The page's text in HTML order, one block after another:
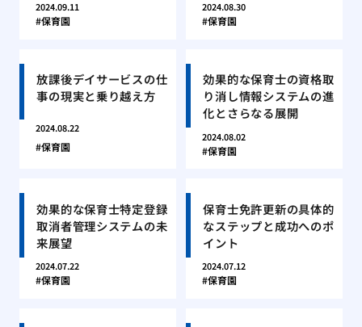
2024.09.11
保育園
2024.08.30
保育園
放課後デイサービスの仕
事の現実と乗り越え方
2024.08.22
保育園
効果的な保育士の資格取
り消し情報システムの進
化とさらなる展開
2024.08.02
保育園
効果的な保育士特定登録
取消者管理システムの未
来展望
2024.07.22
保育園
保育士免許更新の具体的
なステップと成功へのポ
イント
2024.07.12
保育園